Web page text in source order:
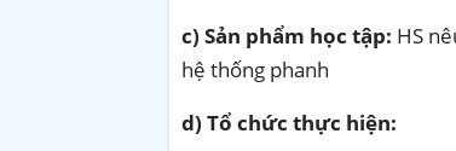
c) Sản phẩm học tập: HS
hệ thống phanh
d) Tổ chức thực hiện: